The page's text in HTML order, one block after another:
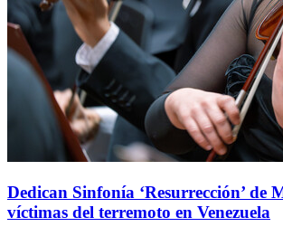
Dedican Sinfonía ‘Resurrección’ de
víctimas del terremoto en Venezuela